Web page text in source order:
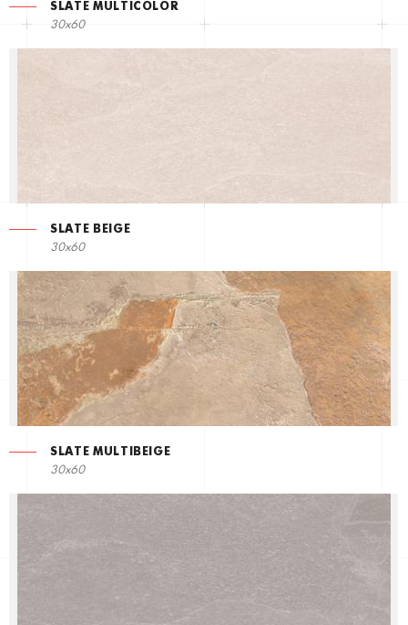
SLATE MULTICOLOR
30x60
SLATE BEIGE
30x60
SLATE MULTIBEIGE
30x60